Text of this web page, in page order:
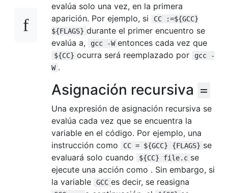
evalúa solo una vez, en la primera
aparición. Por ejemplo, si
CC :=${GCC}
${FLAGS} durante el primer encuentro se
evalúa a,
gcc -W entonces cada vez que
${CC} ocurra será reemplazado por
gcc -
W .
Asignación recursiva =
Una expresión de asignación recursiva se
evalúa cada vez que se encuentra la
variable en el código. Por ejemplo, una
instrucción como
CC = ${GCC} {FLAGS} se
evaluará solo cuando
${CC} file.c se
ejecute una acción como . Sin embargo, si
la variable
GCC es decir, se reasigna